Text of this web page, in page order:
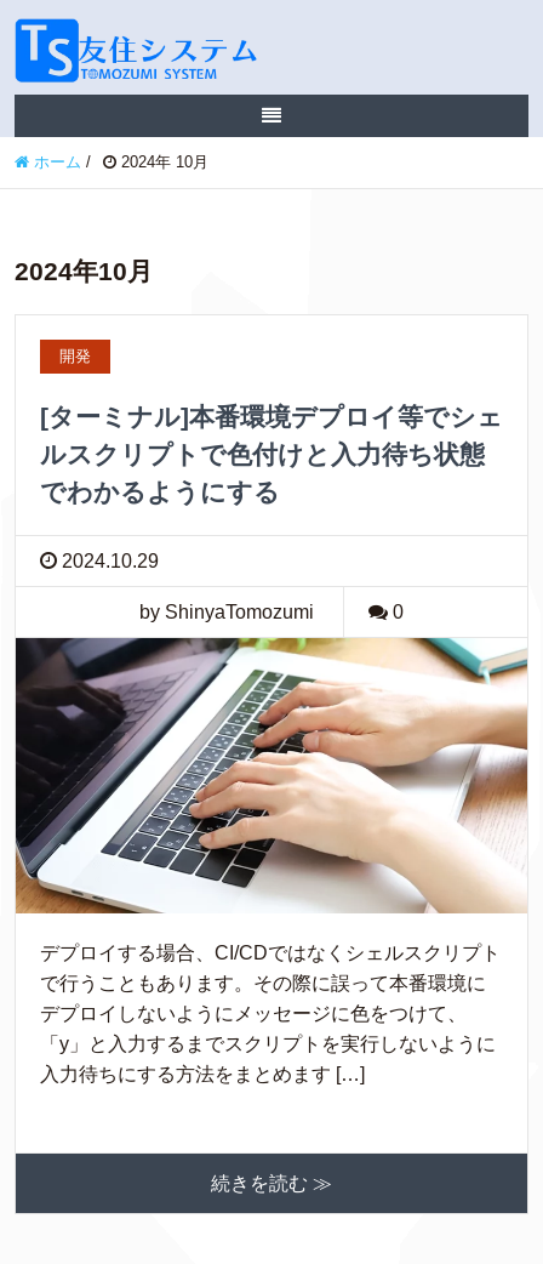
ホーム / 2024年 10月
2024年10月
開発
[ターミナル]本番環境デプロイ等でシェ
ルスクリプトで色付けと入力待ち状態
でわかるようにする
2024.10.29
by ShinyaTomozumi 0
デプロイする場合、CI/CDではなくシェルスクリプト
で行うこともあります。その際に誤って本番環境に
デプロイしないようにメッセージに色をつけて、
「y」と入力するまでスクリプトを実行しないように
入力待ちにする方法をまとめます […]
続きを読む ≫